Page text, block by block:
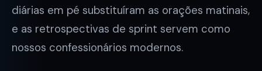
diárias em pé substituíram as orações matinais,
e as retrospectivas de sprint servem como
nossos confessionários modernos.